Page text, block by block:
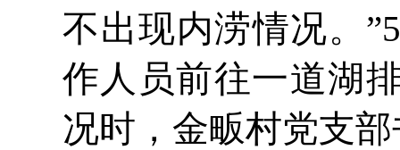
不出现内涝情况。
作人员前往一道湖
况时，金畈村党支